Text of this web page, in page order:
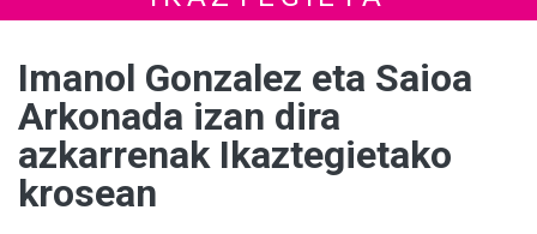
Imanol Gonzalez eta Saioa
Arkonada izan dira
azkarrenak Ikaztegietako
krosean